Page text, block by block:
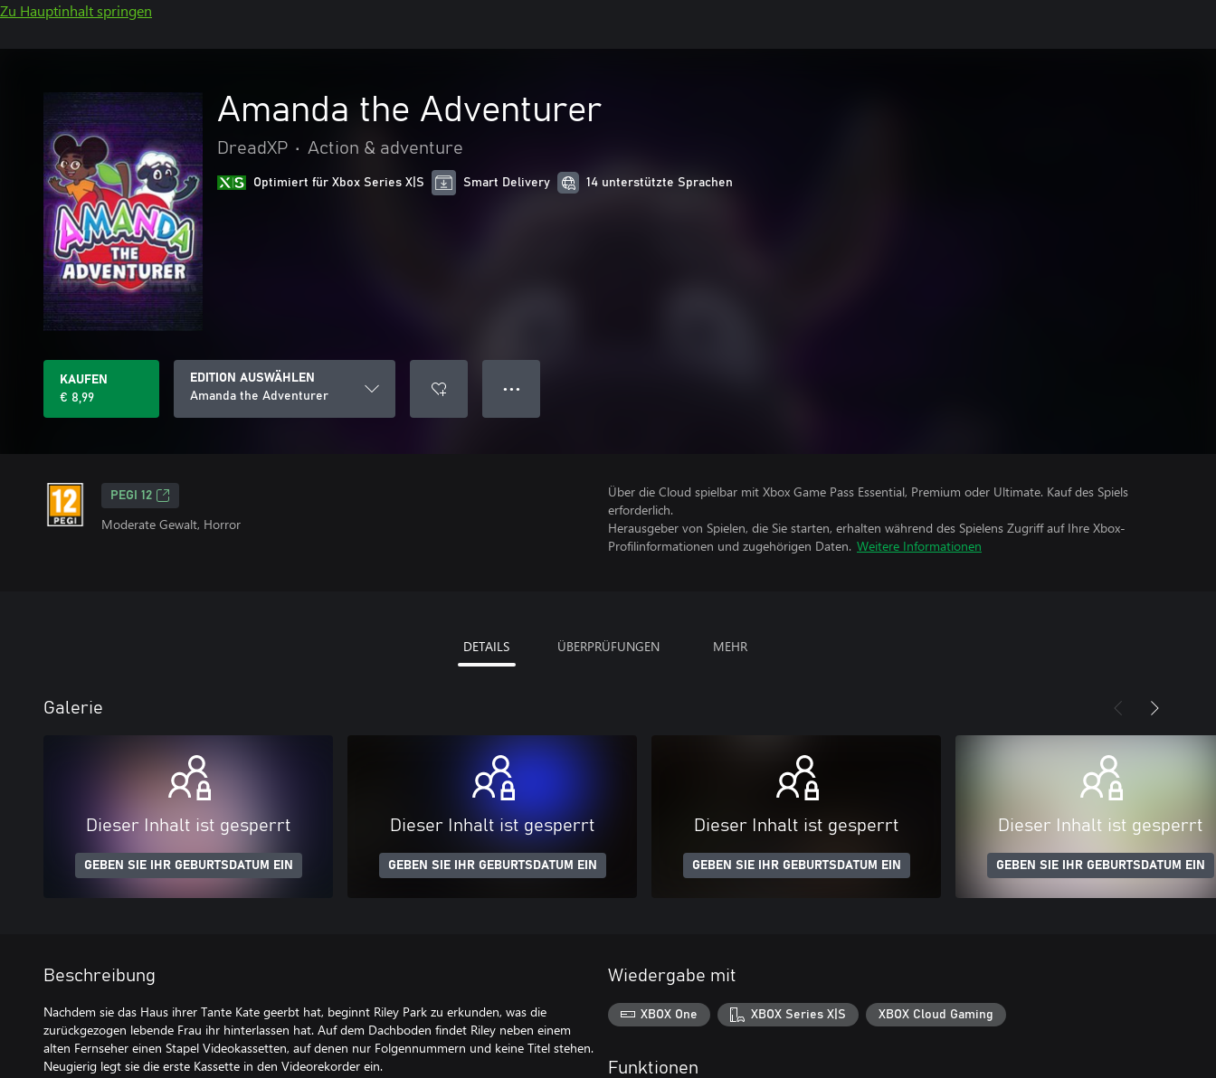
Zu Hauptinhalt springen
Amanda the Adventurer
DreadXP • Action & adventure
Optimiert für Xbox Series X|S Smart Delivery 14 unterstützte Sprachen
KAUFEN
€ 8,99
EDITION AUSWÄHLEN
Amanda the Adventurer
● ● ●
PEGI 12
Moderate Gewalt, Horror
Über die Cloud spielbar mit Xbox Game Pass Essential, Premium oder Ultimate. Kauf des Spiels
erforderlich.
Herausgeber von Spielen, die Sie starten, erhalten während des Spielens Zugriff auf Ihre Xbox-
Profilinformationen und zugehörigen Daten. Weitere Informationen
DETAILS ÜBERPRÜFUNGEN MEHR
Galerie
Dieser Inhalt ist gesperrt
GEBEN SIE IHR GEBURTSDATUM EIN
Dieser Inhalt ist gesperrt
GEBEN SIE IHR GEBURTSDATUM EIN
Dieser Inhalt ist gesperrt
GEBEN SIE IHR GEBURTSDATUM EIN
Dieser Inhalt ist gesperrt
GEBEN SIE IHR GEBURTSDATUM EIN
Beschreibung
Nachdem sie das Haus ihrer Tante Kate geerbt hat, beginnt Riley Park zu erkunden, was die
zurückgezogen lebende Frau ihr hinterlassen hat. Auf dem Dachboden findet Riley neben einem
alten Fernseher einen Stapel Videokassetten, auf denen nur Folgennummern und keine Titel stehen.
Neugierig legt sie die erste Kassette in den Videorekorder ein.
Wiedergabe mit
XBOX One XBOX Series X|S XBOX Cloud Gaming
Funktionen